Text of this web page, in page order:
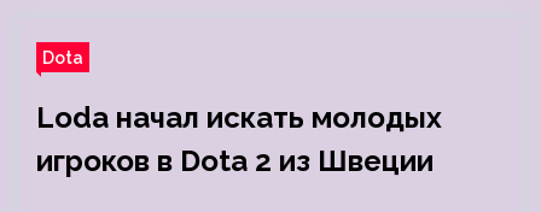
Dota
Loda начал искать молодых
игроков в Dota 2 из Швеции